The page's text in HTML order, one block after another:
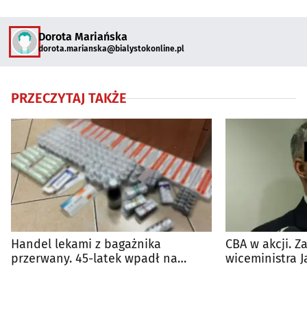
Dorota Mariańska
dorota.marianska@bialystokonline.pl
PRZECZYTAJ TAKŻE
Handel lekami z bagażnika
przerwany. 45-latek wpadł na
CBA w akcji.
wiceministra